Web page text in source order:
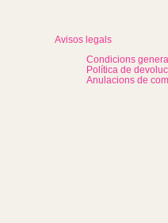
Avisos legals
Condicions
Política de
Anulacions de